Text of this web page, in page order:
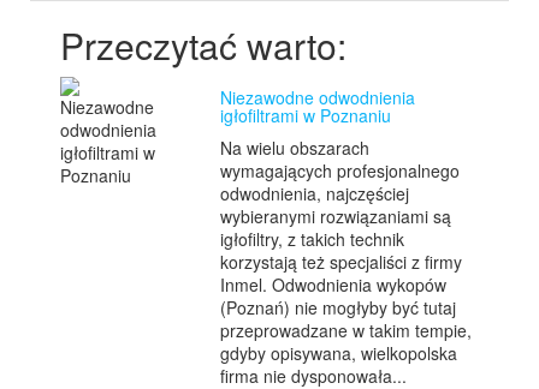
Przeczytać warto:
Niezawodne odwodnienia
igłofiltrami w Poznaniu
Na wielu obszarach
wymagających profesjonalnego
odwodnienia, najczęściej
wybieranymi rozwiązaniami są
igłofiltry, z takich technik
korzystają też specjaliści z firmy
Inmel. Odwodnienia wykopów
(Poznań) nie mogłyby być tutaj
przeprowadzane w takim tempie,
gdyby opisywana, wielkopolska
firma nie dysponowała...